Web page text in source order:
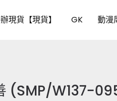
現貨【現貨】 GK 動漫
(SMP/W137-